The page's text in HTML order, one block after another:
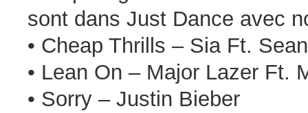
sont dans Just Dance avec
• Cheap Thrills – Sia Ft.
• Lean On – Major Lazer Ft.
• Sorry – Justin Bieber